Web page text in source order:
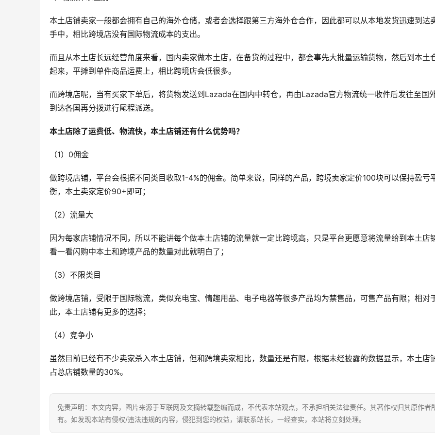
本土店铺卖家一般都会拥有自己的海外仓储，或者会选择跟第三方海外仓合作，因此都可以从本地发货迅速到达
手中，相比跨境店没有国际物流成本的支出。
而且从本土店长远经营角度来看，国内卖家做本土店，在备货的过程中，都会事先大批量运输货物，然后到本土
起来，平摊到单件商品运费上，相比跨境店会低很多。
而跨境店呢，当有买家下单后，将货物发送到Lazada在国内中转仓，再由Lazada官方物流统一收件后发往至国外
到达各国再分拨进行尾程派送。
本土店除了运费低、物流快，本土店铺还有什么优势吗？
（1）0佣金
做跨境店铺，平台会根据不同类目收取1-4%的佣金。简单来说，同样的产品，跨境卖家定价100块可以保持盈亏
衡，本土卖家定价90+即可；
（2）流量大
因为每家店铺情况不同，所以不能讲每个做本土店铺的流量就一定比跨境高，只是平台更愿意将流量给到本土店铺
看一看闪购中本土和跨境产品的数量对此就明白了；
（3）不限类目
做跨境店铺，受限于国际物流，类似充电宝、情趣用品、电子电器等很多产品均为禁售品，可售产品有限；相对
此，本土店铺有更多的选择；
（4）竞争小
虽然目前已经有不少卖家杀入本土店铺，但和跨境卖家相比，数量还是有限，根据未经披露的数据显示，本土店
占总店铺数量的30%。
免责声明：本文内容，图片来源于互联网及文摘转载整编而成，不代表本站观点，不承担相关法律责任。其著作权归其原作者
有。如发现本站有侵权/违法违规的内容，侵犯到您的权益，请联系站长，一经查实，本站将立刻处理。